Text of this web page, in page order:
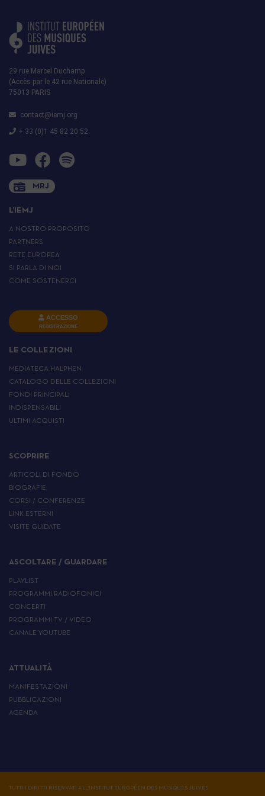
29 rue Marcel Duchamp
(Accès par le 42 rue Nationale)
75013 PARIS
contact@iemj.org
+ 33 (0)1 45 82 20 52
MRJ
L’IEMJ
A NOSTRO PROPOSITO
PARTNERS
RETE EUROPEA
SI PARLA DI NOI
COME SOSTENERCI
ACCESSO
REGISTRAZIONE
LE COLLEZIONI
MEDIATECA HALPHEN
CATALOGO DELLE COLLEZIONI
FONDI PRINCIPALI
INDISPENSABILI
ULTIMI ACQUISTI
SCOPRIRE
ARTICOLI DI FONDO
BIOGRAFIE
CORSI / CONFERENZE
LINK ESTERNI
VISITE GUIDATE
ASCOLTARE / GUARDARE
PLAYLIST
PROGRAMMI RADIOFONICI
CONCERTI
PROGRAMMI TV / VIDEO
CANALE YOUTUBE
ATTUALITÀ
MANIFESTAZIONI
PUBBLICAZIONI
AGENDA
TUTTI I DIRITTI RISERVATI ALL'INSTITUT EUROPÉEN DES MUSIQUES JUIVES